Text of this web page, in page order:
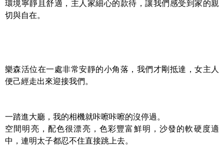
環境寧靜且舒適，主人家細心的款待，讓我們感受到家的親
切與自在。
樂森活位在一處非常安靜的小角落，我們才剛抵達，女主人
便己經走出來迎接我們。
一踏進大廳，我的相機就咔嚓咔嚓的沒停過。
空間明亮，配色很漂亮，色彩豐富鮮明，沙發的軟硬度適
中，連明太子都忍不住直接跳上去。